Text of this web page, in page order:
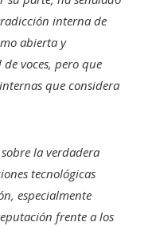
interna de
abierta y
voces, pero que
que considera
la verdadera
tecnológicas
especialmente
frente a los